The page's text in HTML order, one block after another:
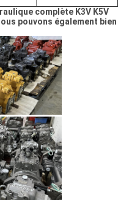
complète K3V K5V
pouvons également bien